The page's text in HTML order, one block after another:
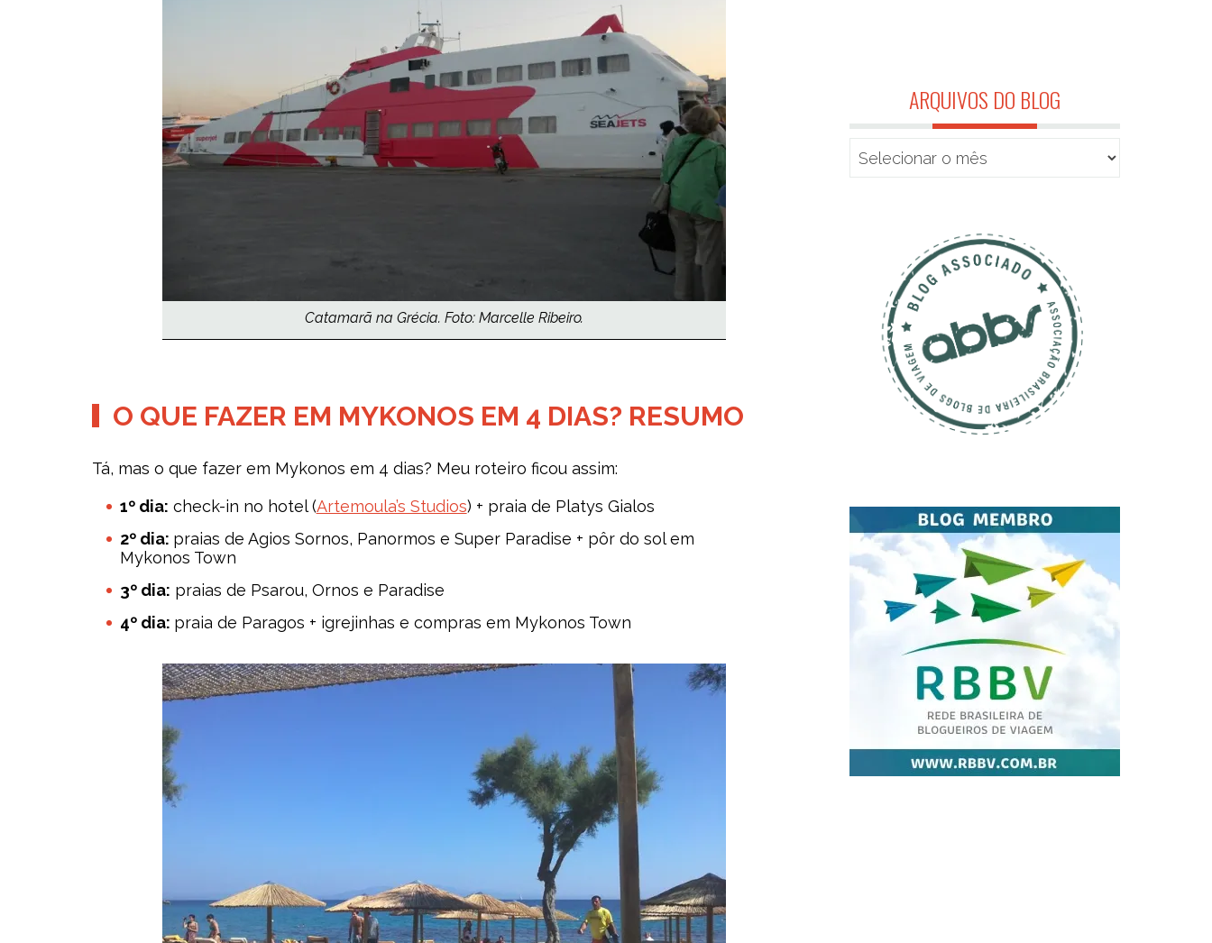
Catamarã na Grécia. Foto: Marcelle Ribeiro.
O QUE FAZER EM MYKONOS EM 4 DIAS? RESUMO
Tá, mas o que fazer em Mykonos em 4 dias? Meu roteiro ficou assim:
1º dia: check-in no hotel (Artemoula’s Studios) + praia de Platys Gialos
2º dia: praias de Agios Sornos, Panormos e Super Paradise + pôr do sol em
Mykonos Town
3º dia: praias de Psarou, Ornos e Paradise
4º dia: praia de Paragos + igrejinhas e compras em Mykonos Town
ARQUIVOS DO BLOG